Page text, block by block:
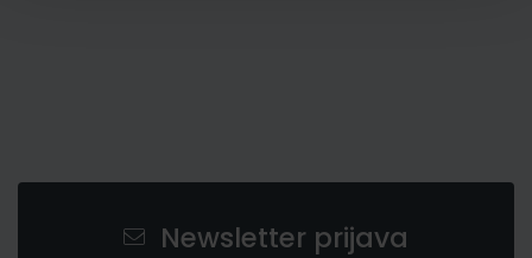
Newsletter prijava